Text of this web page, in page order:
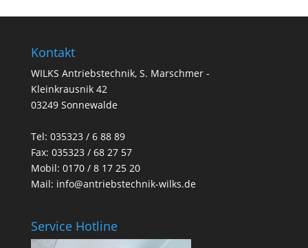
Kontakt
WILKS Antriebstechnik, S. Marschmer -
Kleinkrausnik 42
03249 Sonnewalde
Tel: 035323 / 6 88 89
Fax: 035323 / 68 27 57
Mobil: 0170 / 8 17 25 20
Mail: info@antriebstechnik-wilks.de
Service Hotline